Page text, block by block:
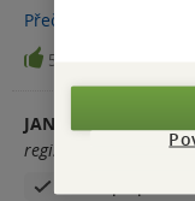
pokud nepřijímáš
této rodině a je
snaží, Hal si ji moc
přednější. Za to
ho bála, víc ji to k
nastanou zvláštní
karet. Druhý
Přečíst
5
JANA KŮŘILOVÁ
registrovaný uživatel